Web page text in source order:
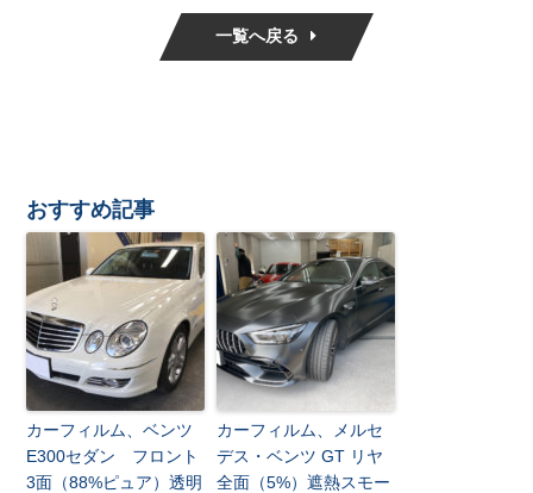
一覧へ戻る
おすすめ記事
カーフィルム、ベンツ
E300セダン フロント
3面（88%ピュア）透明
カーフィルム、メルセ
デス・ベンツ GT リヤ
全面（5%）遮熱スモー